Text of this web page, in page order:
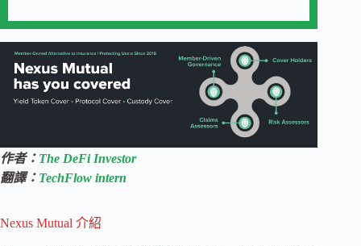
作者： The DeFi Investor
翻譯： TechFlow intern
Nexus Mutual 介紹